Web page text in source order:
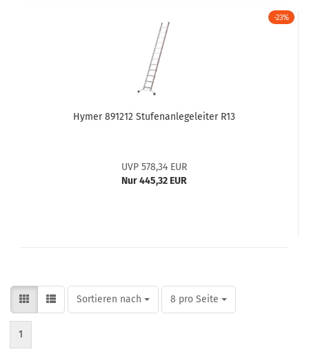
-23%
Hymer 891212 Stufenanlegeleiter R13
UVP 578,34 EUR
Nur 445,32 EUR
Sortieren nach
Sortieren nach 8 pro Seite
pro Seite
1